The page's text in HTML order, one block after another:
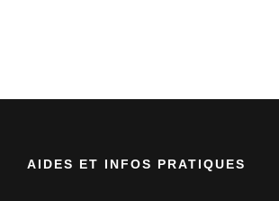
AIDES ET INFOS PRATIQUES